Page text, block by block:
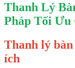
Thanh Lý
Pháp Tối Ưu
Thanh lý
ích